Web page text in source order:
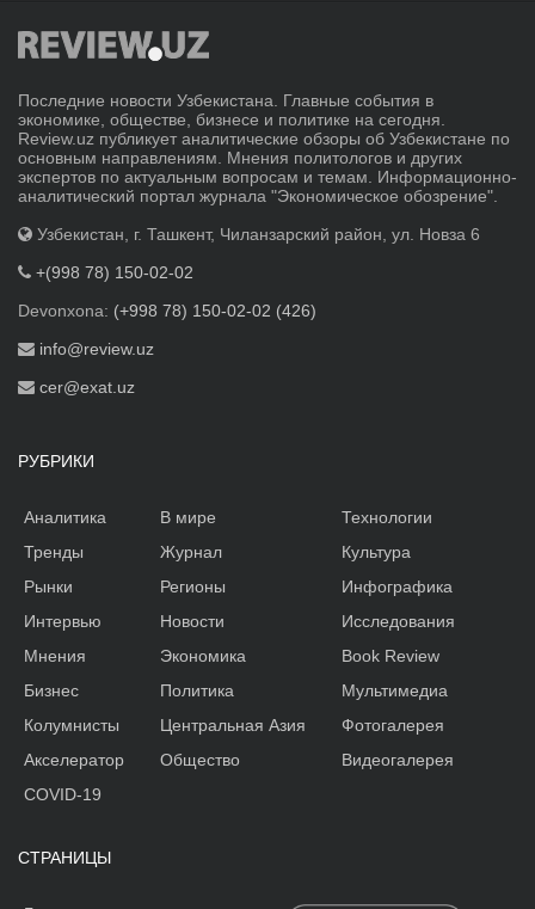
Последние новости Узбекистана. Главные события в
экономике, обществе, бизнесе и политике на сегодня.
Review.uz публикует аналитические обзоры об Узбекистане по
основным направлениям. Мнения политологов и других
экспертов по актуальным вопросам и темам. Информационно-
аналитический портал журнала "Экономическое обозрение".
Узбекистан, г. Ташкент, Чиланзарский район, ул. Новза 6
+(998 78) 150-02-02
Devonxona: (+998 78) 150-02-02 (426)
info@review.uz
cer@exat.uz
РУБРИКИ
Аналитика
Тренды
Рынки
Интервью
Мнения
Бизнес
Колумнисты
Акселератор
В мире
Журнал
Регионы
Новости
Экономика
Политика
Центральная Азия
Общество
Технологии
Культура
Инфографика
Исследования
Book Review
Мультимедиа
Фотогалерея
Видеогалерея
COVID-19
СТРАНИЦЫ